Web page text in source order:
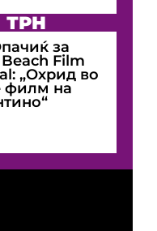
ТРН
за
Film
„Охрид во
филм на